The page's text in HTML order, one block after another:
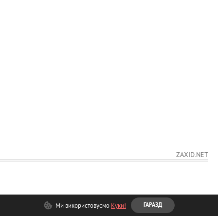
МАТЕРІАЛИ САЙТУ ПРИЗНАЧЕНІ ДЛЯ
Ми використовуємо Куки! ГАРАЗД